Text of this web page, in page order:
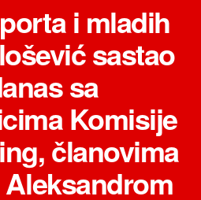
i mladih
sastao
sa
Komisije
članovima